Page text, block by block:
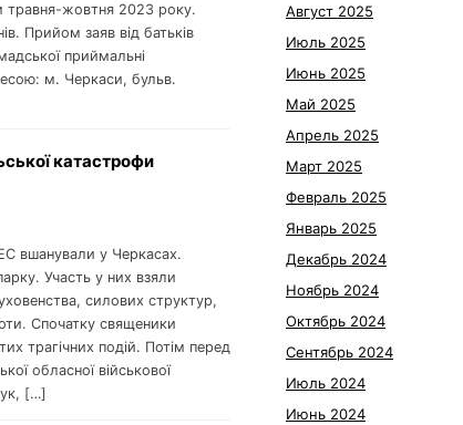
травня-жовтня 2023 року.
Прийом заяв від батьків
приймальні
м. Черкаси, бульв.
катастрофи
вшанували у Черкасах.
Участь у них взяли
силових структур,
Спочатку священики
трагічних подій. Потім перед
обласної військової
[…]
Август 2025
Июль 2025
Июнь 2025
Май 2025
Апрель 2025
Март 2025
Февраль 2025
Январь 2025
Декабрь 2024
Ноябрь 2024
Октябрь 2024
Сентябрь 2024
Июль 2024
Июнь 2024